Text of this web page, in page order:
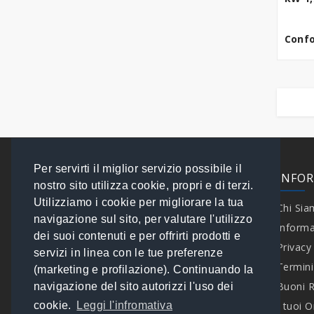
Per servirti il miglior servizio possibile il
nostro sito utilizza cookie, propri e di terzi.
Utilizziamo i cookie per migliorare la tua
navigazione sul sito, per valutare l'utilizzo
dei suoi contenuti e per offrirti prodotti e
servizi in linea con le tue preferenze
(marketing e profilazione). Continuando la
navigazione del sito autorizzi l'uso dei
cookie.
Leggi l'infromativa
EXTRA
Contattaci
Speciali
Brand
I tuoi Ordini
Mappa del Sito
Chi
Buoni
I tuoi